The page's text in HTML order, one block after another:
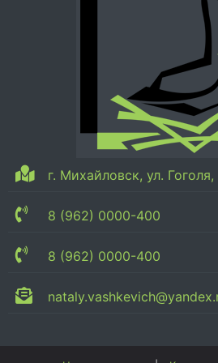
г. Михайловск, ул.
8 (962) 0000-400
8 (962) 0000-400